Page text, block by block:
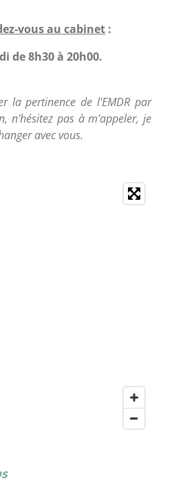
vous au cabinet :
de 8h30 à 20h00.
la pertinence de l'EMDR par
n'hésitez pas à m'appeler, je
avec vous.